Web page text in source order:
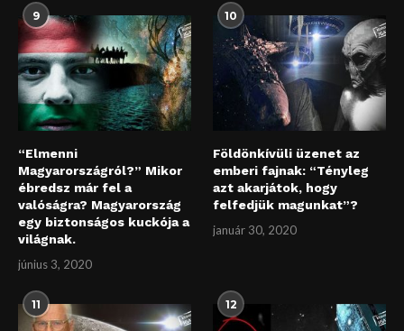
9
“Elmenni
Magyarországról?” Mikor
ébredsz már fel a
valóságra? Magyarország
egy biztonságos kuckója a
világnak.
június 3, 2020
10
Földönkívüli üzenet az
emberi fajnak: “Tényleg
azt akarjátok, hogy
felfedjük magunkat”?
január 30, 2020
11 12